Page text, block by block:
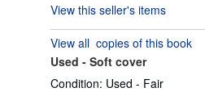
5
out
of
5
stars
View this seller's items
View all copies of this book
Used - Soft cover
Condition: Used - Fair